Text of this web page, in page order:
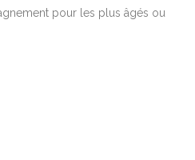
pour les plus âgés ou